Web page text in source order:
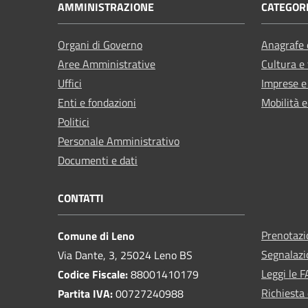
AMMINISTRAZIONE
Organi di Governo
Aree Amministrative
Uffici
Enti e fondazioni
Politici
Personale Amministrativo
Documenti e dati
Cultura
Imprese
Mobilità
CONTATTI
Comune di Leno
Via Dante, 3, 25024 Leno BS
Codice Fiscale:88001410179
Partita IVA:00727240988
Leggi le